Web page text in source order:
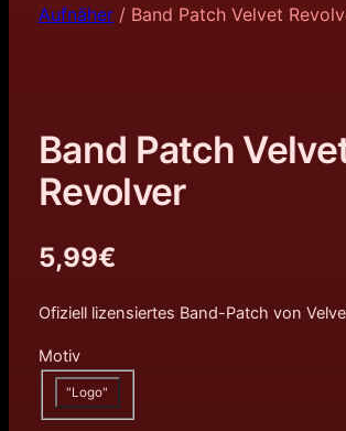
Aufnäher/ Band Patch Velvet
Band Patch
Revolver
5,99€
Ofiziell lizensiertes Band-Patch von
Motiv
"Logo"